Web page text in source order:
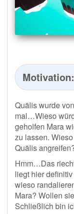
Quälis wurde
mal…Wieso
geholfen Mara
zu lassen.
Quälis
Hmm…Das
liegt hier
wieso
Mara? Wollen
Schließlich bin